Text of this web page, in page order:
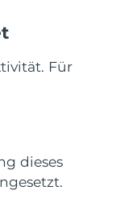
Für
dieses
Lieferung
8/10/26
8/16/26